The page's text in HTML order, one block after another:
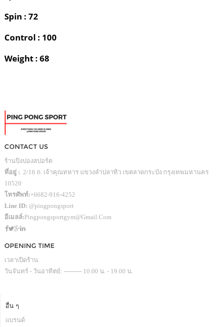
Spin : 72
Control : 100
Weight : 68
CONTACT US
ร้านปิงปองสปอร์ต
ที่อยู่ : 2/16 ถ. เจ้าคุณทหาร แขวงลำปลาทิว เขตลาดกระบัง กรุงเทพมหานคร
10520
โทรศัพท์:+6682-916-4252
Line ID: @pingpongsport
อีเมลล์:Pingpongsportgym@gmail.com
OPENING TIME
เวลาเปิดร้าน
วันจันทร์ - วันอาทิตย์: --------- 10.00 น. - 19.00 น.
อื่น ๆ
แบรนด์